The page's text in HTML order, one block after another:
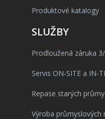
Produktové katalogy
SLUŽBY
Prodloužená záruka
Servis ON-SITE a IN-
Repase starých
Výroba průmyslových